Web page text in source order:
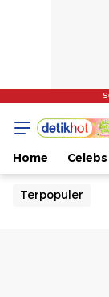
Home Celebs
Terpopuler